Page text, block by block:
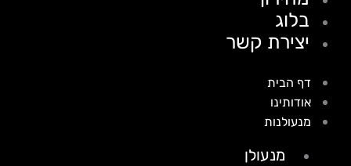
בלוג
יצירת קשר
דף הבית
אודותינו
מנעולנות
מנעולן